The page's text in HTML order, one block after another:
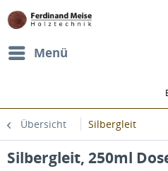
Menü
Übersicht Silbergleit
Silbergleit, 250ml